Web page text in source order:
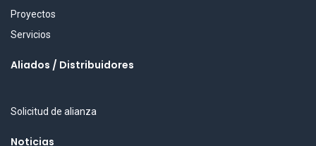
Proyectos
Servicios
Aliados / Distribuidores
Solicitud de alianza
Noticias